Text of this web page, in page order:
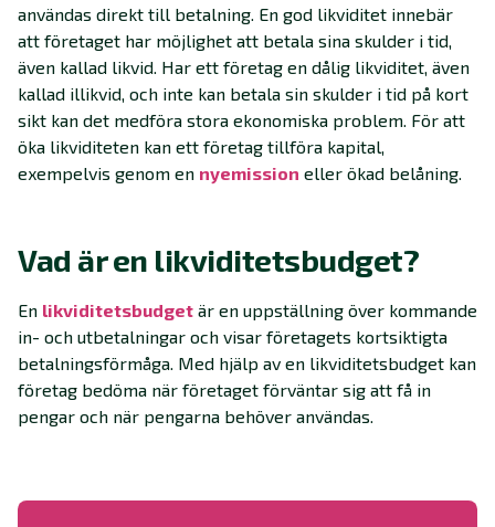
användas direkt till betalning. En god likviditet innebär
att företaget har möjlighet att betala sina skulder i tid,
även kallad likvid. Har ett företag en dålig likviditet, även
kallad illikvid, och inte kan betala sin skulder i tid på kort
sikt kan det medföra stora ekonomiska problem. För att
öka likviditeten kan ett företag tillföra kapital,
exempelvis genom en nyemission eller ökad belåning.
Vad är en likviditetsbudget?
En likviditetsbudget är en uppställning över kommande
in- och utbetalningar och visar företagets kortsiktigta
betalningsförmåga. Med hjälp av en likviditetsbudget kan
företag bedöma när företaget förväntar sig att få in
pengar och när pengarna behöver användas.